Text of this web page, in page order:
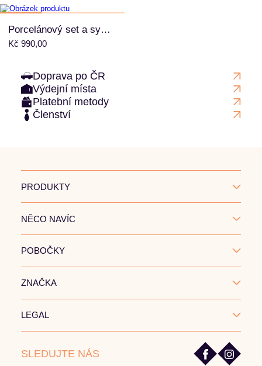
Porcelánový set a sypaný čaj
Kč 990,00
Doprava po ČR
Výdejní místa
Platební metody
Členství
PRODUKTY
NĚCO NAVÍC
POBOČKY
ZNAČKA
LEGAL
SLEDUJTE NÁS